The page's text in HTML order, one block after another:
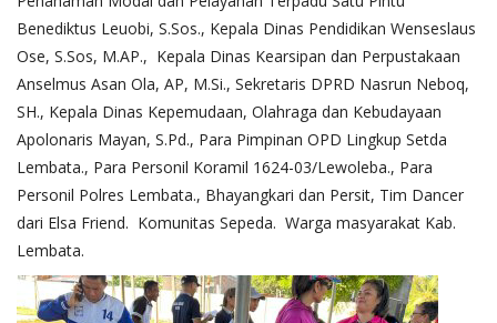
Benediktus Leuobi, S.Sos., Kepala Dinas Pendidikan Wenseslaus
Ose, S.Sos, M.AP., Kepala Dinas Kearsipan dan Perpustakaan
Anselmus Asan Ola, AP, M.Si., Sekretaris DPRD Nasrun Neboq,
SH., Kepala Dinas Kepemudaan, Olahraga dan Kebudayaan
Apolonaris Mayan, S.Pd., Para Pimpinan OPD Lingkup Setda
Lembata., Para Personil Koramil 1624-03/Lewoleba., Para
Personil Polres Lembata., Bhayangkari dan Persit, Tim Dancer
dari Elsa Friend. Komunitas Sepeda. Warga masyarakat Kab.
Lembata.